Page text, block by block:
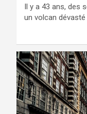
Il y a 43 ans,
un volcan dévasté